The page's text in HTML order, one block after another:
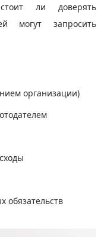
ли доверять
могут запросить
организации)
обязательств